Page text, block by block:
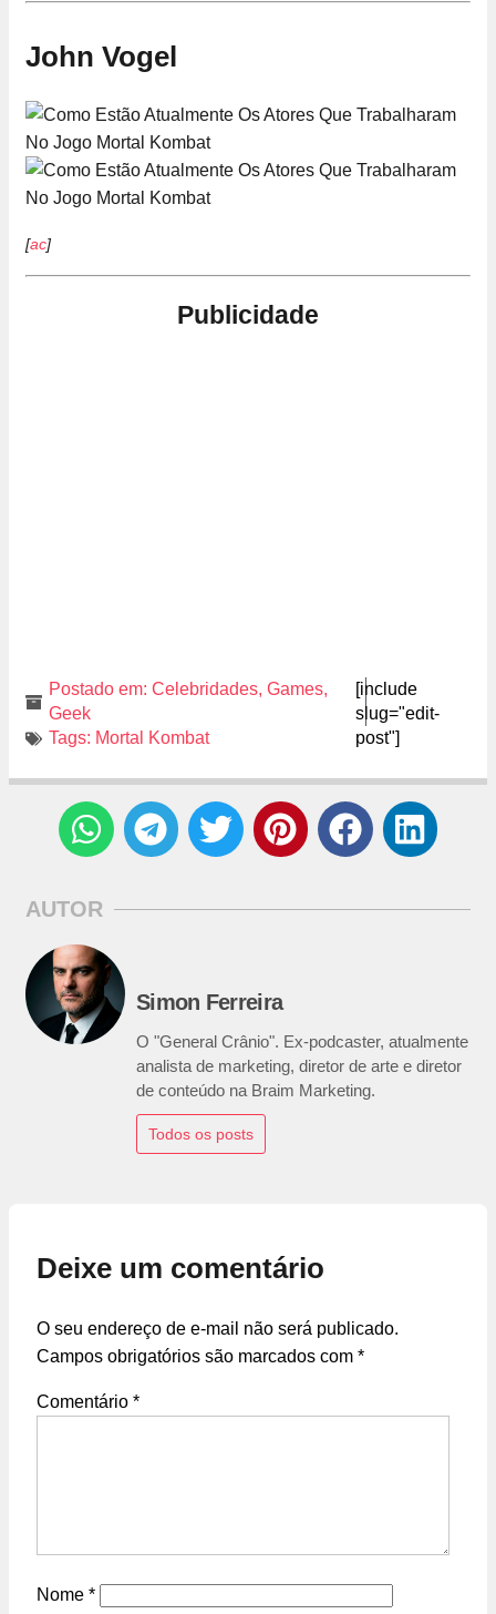
John Vogel
[ac]
Publicidade
Postado em: Celebridades, Games,
Geek
Tags: Mortal Kombat
[include
slug="edit-
post"]
AUTOR
Simon Ferreira
O "General Crânio". Ex-podcaster, atualmente
analista de marketing, diretor de arte e diretor
de conteúdo na Braim Marketing.
Todos os posts
Deixe um comentário
O seu endereço de e-mail não será publicado.
Campos obrigatórios são marcados com *
Comentário *
Nome *